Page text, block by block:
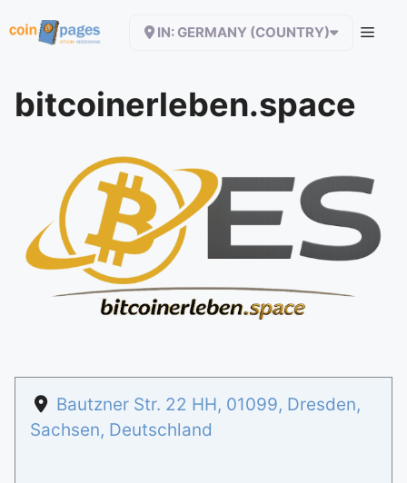
Inhalt
IN: GERMANY (COUNTRY)
bitcoinerleben.space
Bautzner Str. 22 HH, 01099, Dresden,
Sachsen, Deutschland